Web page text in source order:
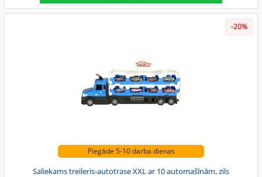
-20%
Piegāde 5-10 darba dienas
Saliekams treileris-autotrase XXL ar 10 automašīnām, zils